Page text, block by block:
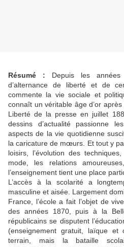
Résumé : Depuis les
d’alternance de liberté et de
commente la vie sociale et
connaît un véritable âge d’or
Liberté de la presse en juillet
dessins d’actualité passionne
aspects de la vie quotidienne
la caricature de mœurs. Et tout y
loisirs, l’évolution des
mode, les relations
l’enseignement tient une place
L’accès à la scolarité a
masculine et aisée. Largement
France, l’école a fait l’objet de
des années 1870, puis à la
républicains se disputent
(enseignement gratuit, laïque et
terrain, mais la bataille